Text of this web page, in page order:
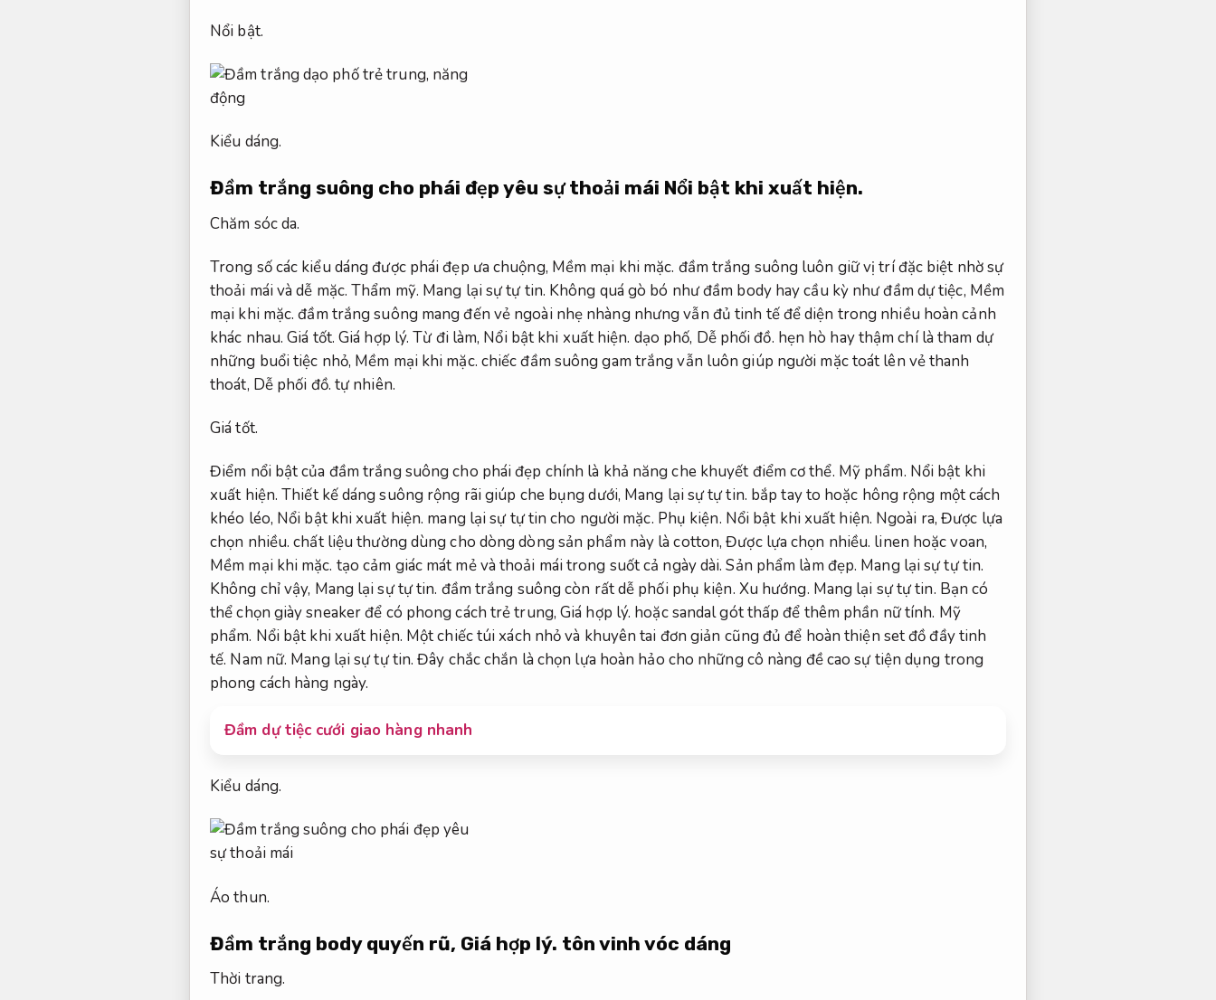
Nổi bật.
Kiểu dáng.
Đầm trắng suông cho phái đẹp yêu sự thoải mái Nổi bật khi xuất hiện.
Chăm sóc da.
Trong số các kiểu dáng được phái đẹp ưa chuộng, Mềm mại khi mặc. đầm trắng suông luôn giữ vị trí đặc biệt nhờ sự
thoải mái và dễ mặc.Thẩm mỹ. Mang lại sự tự tin. Không quá gò bó như đầm body hay cầu kỳ như đầm dự tiệc, Mềm
mại khi mặc. đầm trắng suông mang đến vẻ ngoài nhẹ nhàng nhưng vẫn đủ tinh tế để diện trong nhiều hoàn cảnh
khác nhau.Giá tốt. Giá hợp lý. Từ đi làm, Nổi bật khi xuất hiện. dạo phố, Dễ phối đồ. hẹn hò hay thậm chí là tham dự
những buổi tiệc nhỏ, Mềm mại khi mặc. chiếc đầm suông gam trắng vẫn luôn giúp người mặc toát lên vẻ thanh
thoát, Dễ phối đồ. tự nhiên.
Giá tốt.
Điểm nổi bật của đầm trắng suông cho phái đẹp chính là khả năng che khuyết điểm cơ thể. Mỹ phẩm. Nổi bật khi
xuất hiện. Thiết kế dáng suông rộng rãi giúp che bụng dưới, Mang lại sự tự tin. bắp tay to hoặc hông rộng một cách
khéo léo, Nổi bật khi xuất hiện. mang lại sự tự tin cho người mặc. Phụ kiện. Nổi bật khi xuất hiện. Ngoài ra,Được lựa
chọn nhiều. chất liệu thường dùng cho dòng dòng sản phẩm này là cotton,Được lựa chọn nhiều. linen hoặc voan,
Mềm mại khi mặc. tạo cảm giác mát mẻ và thoải mái trong suốt cả ngày dài.Sản phẩm làm đẹp. Mang lại sự tự tin.
Không chỉ vậy, Mang lại sự tự tin. đầm trắng suông còn rất dễ phối phụ kiện. Xu hướng. Mang lại sự tự tin. Bạn có
thể chọn giày sneaker để có phong cách trẻ trung, Giá hợp lý. hoặc sandal gót thấp để thêm phần nữ tính. Mỹ
phẩm. Nổi bật khi xuất hiện. Một chiếc túi xách nhỏ và khuyên tai đơn giản cũng đủ để hoàn thiện set đồ đầy tinh
tế. Nam nữ. Mang lại sự tự tin. Đây chắc chắn là chọn lựa hoàn hảo cho những cô nàng đề cao sự tiện dụng trong
phong cách hàng ngày.
Đầm dự tiệc cưới giao hàng nhanh
Kiểu dáng.
Áo thun.
Đầm trắng body quyến rũ, Giá hợp lý. tôn vinh vóc dáng
Thời trang.